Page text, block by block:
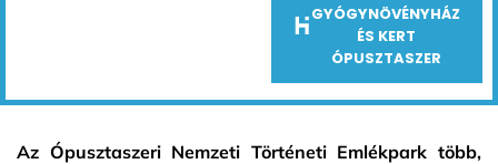
GYÓGYNÖVÉNYHÁZ
ÉS KERT
ÓPUSZTASZER
Az Ópusztaszeri Nemzeti Történeti Emlékpark több,